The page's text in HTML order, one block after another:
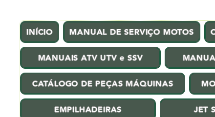
INÍCIO MANUAL DE SERVIÇO MOTOS
MANUAIS ATV UTV e SSV
CATÁLOGO DE PEÇAS MÁQUINAS
EMPILHADEIRAS JET